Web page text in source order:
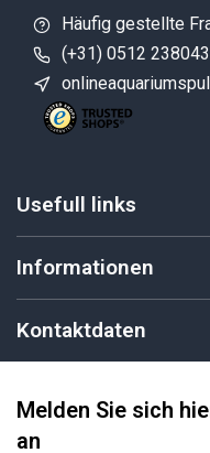
Häufig gestellte
(+31) 0512 238043
Usefull links
Informationen
Kontaktdaten
Melden Sie sich
an